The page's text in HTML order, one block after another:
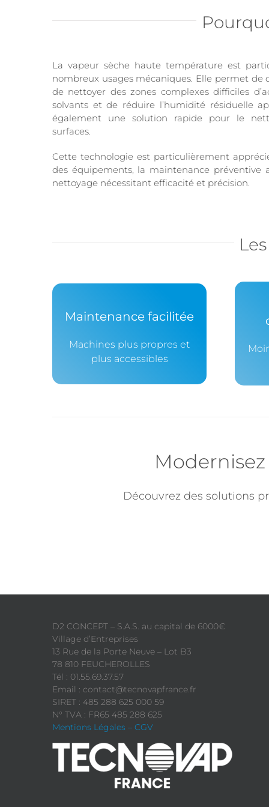
La vapeur sèche haute température est
nombreux usages mécaniques. Elle permet de
de nettoyer des zones complexes difficiles
solvants et de réduire l’humidité résiduelle
également une solution rapide pour le
surfaces.
Cette technologie est particulièrement
des équipements, la maintenance préventive
nettoyage nécessitant efficacité et précision.
Maintenance facilitée
Machines plus propres et
plus accessibles
Découvrez des solutions
D2 CONCEPT – S.A.S. au capital de 6000€
Village d’Entreprises
13 Rue de la Porte Neuve – Lot B3
78 810 FEUCHEROLLES
Tél : 01.55.69.37.57
Email : contact@tecnovapfrance.fr
SIRET : 485 288 625 000 59
N° TVA : FR65 485 288 625
Mentions Légales – CGV